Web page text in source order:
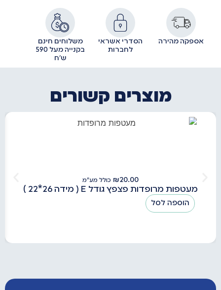
אספקה מהירה
הסדרי אשראי
לחברות
משלוחים חינם
בקנייה מעל 590
ש״ח
מוצרים קשורים
₪20.00 כולל מע"מ
מעטפות מרופדות פצפץ גודל E ( מידה 26*22 )
הוספה לסל